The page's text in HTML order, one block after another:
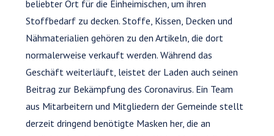
beliebter Ort für die Einheimischen, um ihren
Stoffbedarf zu decken. Stoffe, Kissen, Decken und
Nähmaterialien gehören zu den Artikeln, die dort
normalerweise verkauft werden. Während das
Geschäft weiterläuft, leistet der Laden auch seinen
Beitrag zur Bekämpfung des Coronavirus. Ein Team
aus Mitarbeitern und Mitgliedern der Gemeinde stellt
derzeit dringend benötigte Masken her, die an